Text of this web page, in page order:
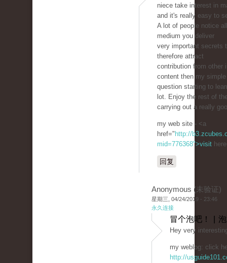
niece take interest in
and it's really easy to
A lot of people notice
medium you deliver
very important secrets
therefore attract
contribution from other
content then my
question starting to
lot. Enjoy the rest of
carrying out a really
my web site - <a
href=" http://
mid=776368">visit
回复
Anonymous (未验证)
星期三, 04/24/2019 - 23:46
永久连接
冒个泡吧！ |
Hey very
my weblog: click
http://